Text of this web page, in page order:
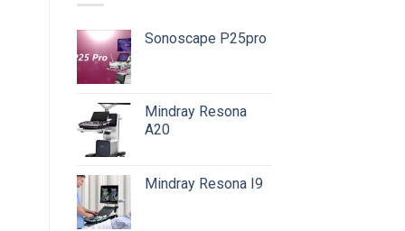
Sonoscape P25pro
Mindray Resona
A20
Mindray Resona I9